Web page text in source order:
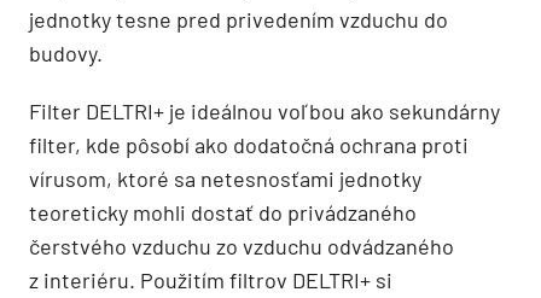
jednotky tesne pred privedením vzduchu do
budovy.
Filter DELTRI+ je ideálnou voľbou ako sekundárny
filter, kde pôsobí ako dodatočná ochrana proti
vírusom, ktoré sa netesnosťami jednotky
teoreticky mohli dostať do privádzaného
čerstvého vzduchu zo vzduchu odvádzaného
z interiéru. Použitím filtrov DELTRI+ si